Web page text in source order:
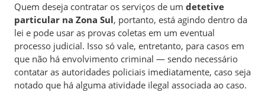
Quem deseja contratar os serviços de um detetive
particular na Zona Sul, portanto, está agindo dentro da
lei e pode usar as provas coletas em um eventual
processo judicial. Isso só vale, entretanto, para casos em
que não há envolvimento criminal — sendo necessário
contatar as autoridades policiais imediatamente, caso seja
notado que há alguma atividade ilegal associada ao caso.